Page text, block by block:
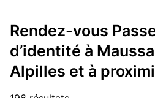
Rendez-vous
d’identité à
Alpilles et à